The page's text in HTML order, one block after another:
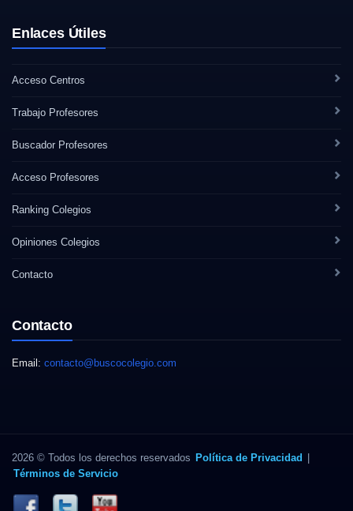
Enlaces Útiles
Acceso Centros
Trabajo Profesores
Buscador Profesores
Acceso Profesores
Ranking Colegios
Opiniones Colegios
Contacto
Contacto
Email: contacto@buscocolegio.com
2026 © Todos los derechos reservados Política de Privacidad
Términos de Servicio